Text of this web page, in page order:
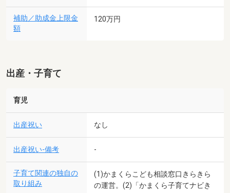
補助／助成金上限金
額
120万円
出産・子育て
育児
出産祝い なし
出産祝い-備考 -
子育て関連の独自の
取り組み
(1)かまくらこども相談窓口きらきら
の運営。(2)「かまくら子育てナビき